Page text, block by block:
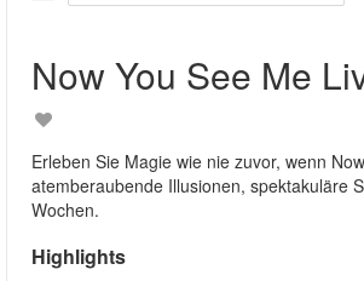
Now You See Me
Erleben Sie Magie wie nie zuvor, wenn
atemberaubende Illusionen, spektakuläre
Wochen.
Highlights